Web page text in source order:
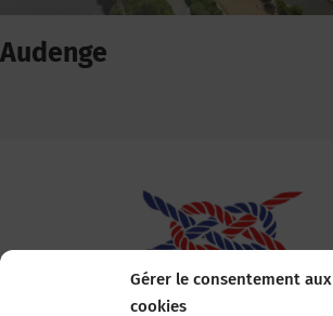
Gérer le consentement aux
cookies
Audenge